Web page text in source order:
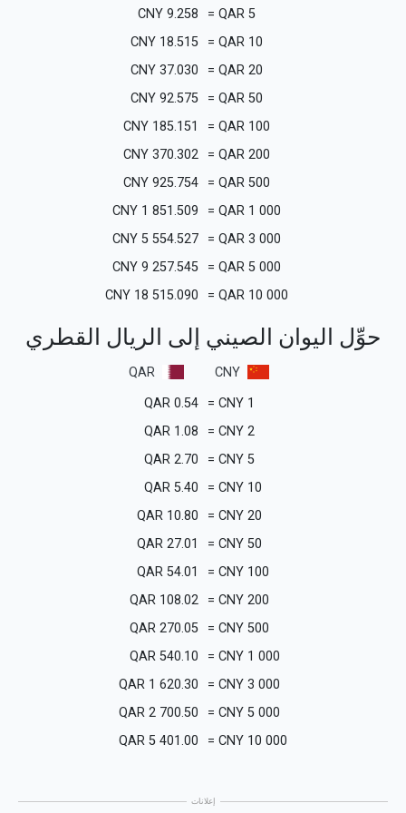
5
QAR
=
9.258
CNY
10
QAR
=
18.515
CNY
20
QAR
=
37.030
CNY
50
QAR
=
92.575
CNY
100
QAR
=
185.151
CNY
200
QAR
=
370.302
CNY
500
QAR
=
925.754
CNY
1 000
QAR
=
1 851.509
CNY
3 000
QAR
=
5 554.527
CNY
5 000
QAR
=
9 257.545
CNY
10 000
QAR
=
18 515.090
CNY
حوِّل اليوان الصيني إلى الريال القطري
CNY
QAR
1
CNY
=
0.54
QAR
2
CNY
=
1.08
QAR
5
CNY
=
2.70
QAR
10
CNY
=
5.40
QAR
20
CNY
=
10.80
QAR
50
CNY
=
27.01
QAR
100
CNY
=
54.01
QAR
200
CNY
=
108.02
QAR
500
CNY
=
270.05
QAR
1 000
CNY
=
540.10
QAR
3 000
CNY
=
1 620.30
QAR
5 000
CNY
=
2 700.50
QAR
10 000
CNY
=
5 401.00
QAR
إعلانات